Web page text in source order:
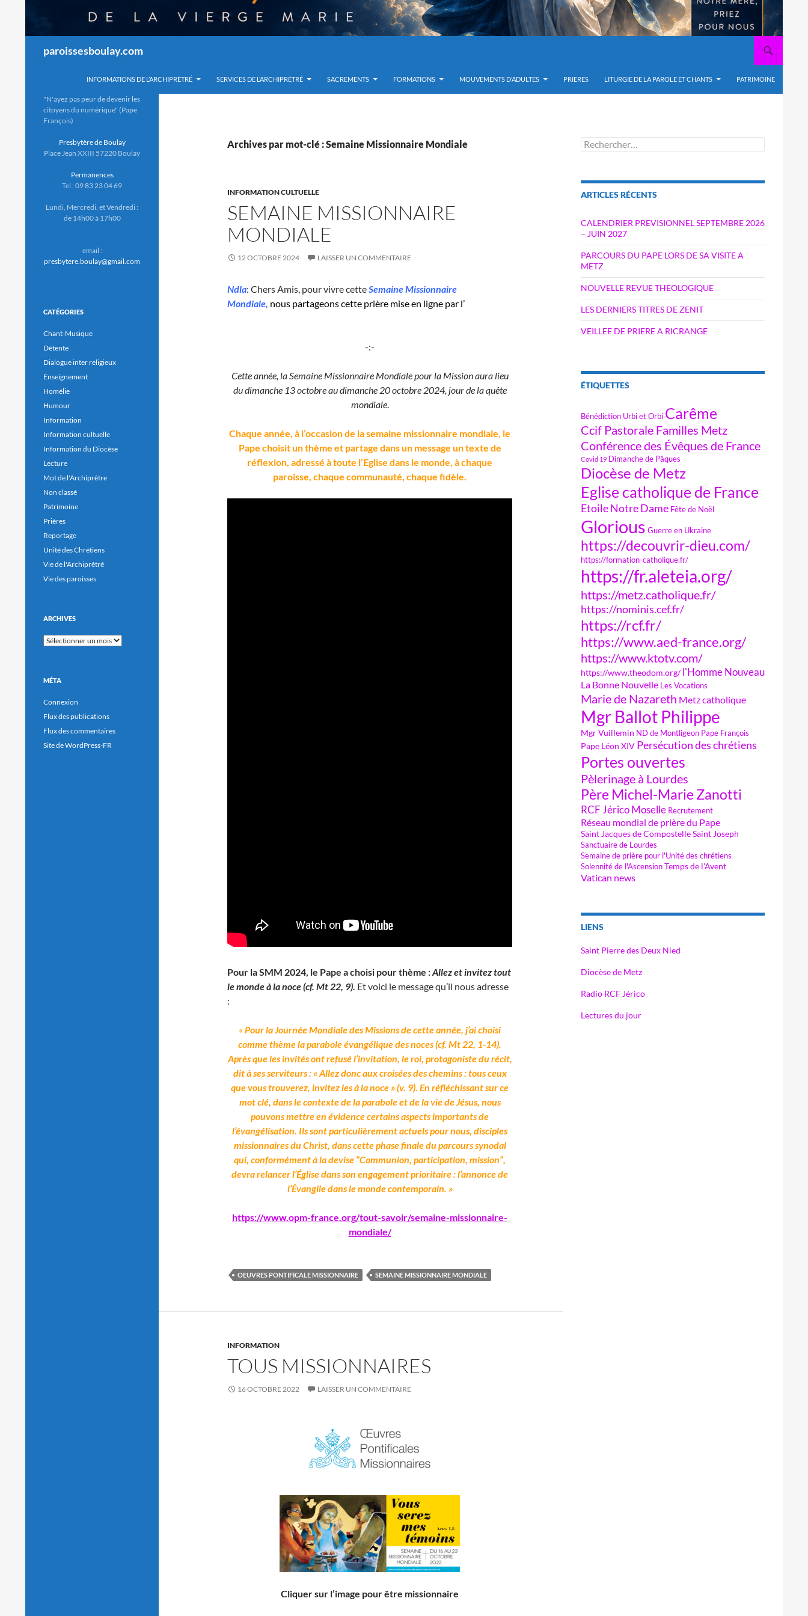
paroissesboulay.com
INFORMATIONS DE L’ARCHIPRÊTRÉ SERVICES DE L’ARCHIPRÊTRÉ SACREMENTS FORMATIONS MOUVEMENTS D’ADULTES PRIERES LITURGIE DE LA PAROLE ET CHANTS PATRIMOINE
Archives par mot-clé : Semaine Missionnaire Mondiale
INFORMATION CULTUELLE
SEMAINE MISSIONNAIRE
MONDIALE
12 OCTOBRE 2024 LAISSER UN COMMENTAIRE
Ndla: Chers Amis, pour vivre cetteSemaine Missionnaire
Mondiale, nous partageons cette prière mise en ligne par l’
-:-
Cette année, la Semaine Missionnaire Mondiale pour la Mission aura lieu
du dimanche 13 octobre au dimanche 20 octobre 2024, jour de la quête
mondiale.
Chaque année, à l’occasion de la semaine missionnaire mondiale, le
Pape choisit un thème et partage dans un message un texte de
réflexion, adressé à toute l’Eglise dans le monde, à chaque
paroisse, chaque communauté, chaque fidèle.
Pour la SMM 2024, le Pape a choisi pour thème :Allez et invitez tout
le monde à la noce (cf. Mt 22, 9). Et voici le message qu’il nous adresse
:
« Pour la Journée Mondiale des Missions de cette année, j’ai choisi
comme thème la parabole évangélique des noces (cf. Mt 22, 1-14).
Après que les invités ont refusé l’invitation, le roi, protagoniste du récit,
dit à ses serviteurs : « Allez donc aux croisées des chemins : tous ceux
que vous trouverez, invitez les à la noce » (v. 9). En réfléchissant sur ce
mot clé, dans le contexte de la parabole et de la vie de Jésus, nous
pouvons mettre en évidence certains aspects importants de
l’évangélisation. Ils sont particulièrement actuels pour nous, disciples
missionnaires du Christ, dans cette phase finale du parcours synodal
qui, conformément à la devise “Communion, participation, mission”,
devra relancer l’Église dans son engagement prioritaire : l’annonce de
l’Évangile dans le monde contemporain. »
https://www.opm-france.org/tout-savoir/semaine-missionnaire-
mondiale/
OEUVRES PONTIFICALE MISSIONNAIRE SEMAINE MISSIONNAIRE MONDIALE
INFORMATION
TOUS MISSIONNAIRES
16 OCTOBRE 2022 LAISSER UN COMMENTAIRE
Cliquer sur l’image pour être missionnaire
Rechercher :
ARTICLES RÉCENTS
CALENDRIER PREVISIONNEL SEPTEMBRE 2026
– JUIN 2027
PARCOURS DU PAPE LORS DE SA VISITE A
METZ
NOUVELLE REVUE THEOLOGIQUE
LES DERNIERS TITRES DE ZENIT
VEILLEE DE PRIERE A RICRANGE
ÉTIQUETTES
Bénédiction Urbi et Orbi Carême
Ccif Pastorale Familles Metz
Conférence des Évêques de France
Covid 19 Dimanche de Pâques
Diocèse de Metz
Eglise catholique de France
Etoile Notre Dame Fête de Noël
Glorious Guerre en Ukraine
https://decouvrir-dieu.com/
https://formation-catholique.fr/
https://fr.aleteia.org/
https://metz.catholique.fr/
https://nominis.cef.fr/
https://rcf.fr/
https://www.aed-france.org/
https://www.ktotv.com/
https://www.theodom.org/ l'Homme Nouveau
La Bonne Nouvelle Les Vocations
Marie de Nazareth Metz catholique
Mgr Ballot Philippe
Mgr Vuillemin ND de Montligeon Pape François
Pape Léon XIV Persécution des chrétiens
Portes ouvertes
Pèlerinage à Lourdes
Père Michel-Marie Zanotti
RCF Jérico Moselle Recrutement
Réseau mondial de prière du Pape
Saint Jacques de CompostelleSaint Joseph
Sanctuaire de Lourdes
Semaine de prière pour l'Unité des chrétiens
Solennité de l'AscensionTemps de l'Avent
Vatican news
LIENS
Saint Pierre des Deux Nied
Diocèse de Metz
Radio RCF Jérico
Lectures du jour
"N'ayez pas peur de devenir les
citoyens du numérique" (Pape
François)
Presbytère de Boulay
Place Jean XXIII 57220 Boulay
Permanences
Tel : 09 83 23 04 69
Lundi, Mercredi, et Vendredi :
de 14h00 à 17h00
email :
presbytere.boulay@gmail.com
CATÉGORIES
Chant-Musique
Détente
Dialogue inter religieux
Enseignement
Homélie
Humour
Information
Information cultuelle
Information du Diocèse
Lecture
Mot de l'Archiprêtre
Non classé
Patrimoine
Prières
Reportage
Unité des Chrétiens
Vie de l'Archiprêtré
Vie des paroisses
ARCHIVES
Archives
MÉTA
Connexion
Flux des publications
Flux des commentaires
Site de WordPress-FR